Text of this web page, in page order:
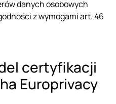
danych osobowych
z wymogami art. 46
certyfikacji
Europrivacy